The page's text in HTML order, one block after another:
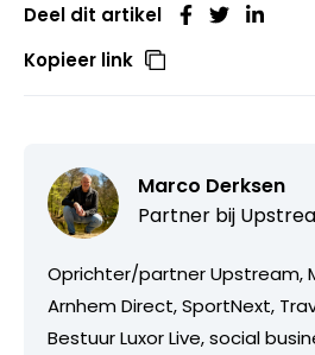
Deel dit artikel
Kopieer link
Marco Derksen
Partner bij
Oprichter/partner Upstream,
Arnhem Direct, SportNext,
Bestuur Luxor Live, social